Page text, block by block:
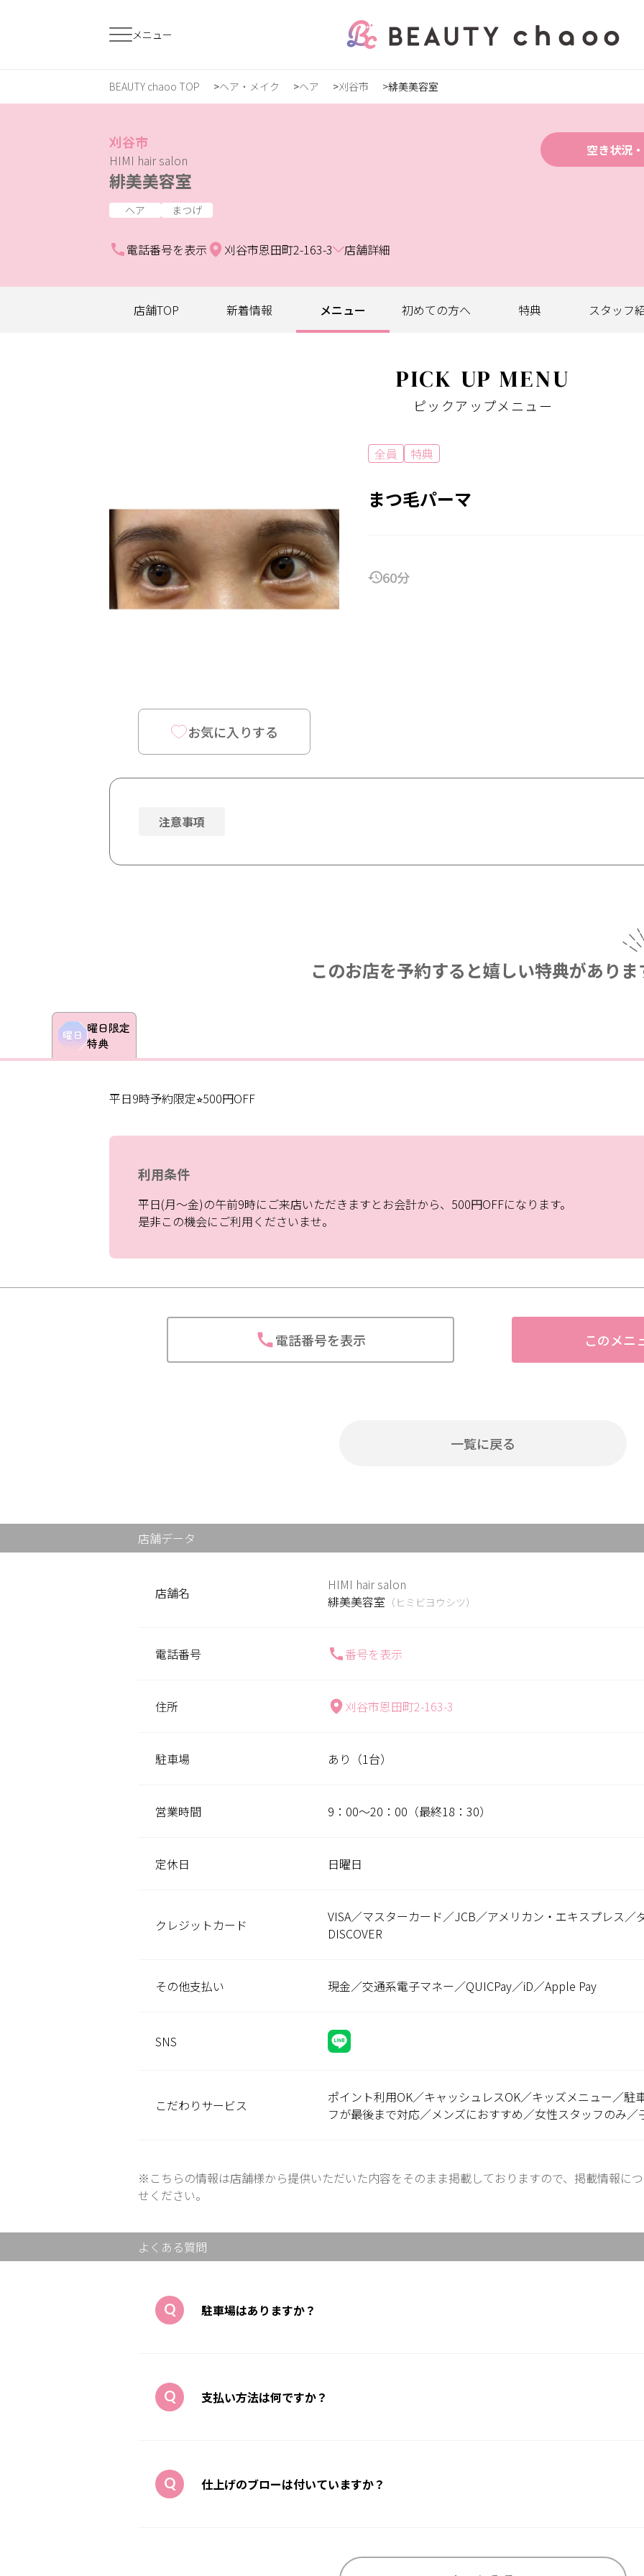
メニュー
すでに会員の方 はじめてご利用の方
ジャンルで探す
ネイル・まつげ エステ
スクール・
トレーニング
プライバシーポリシー
サイトマップ
お知らせ
BEAUTY chaoo TOP ヘア・メイク ヘア 刈谷市 緋美美容室
刈谷市
HIMI hair salon
緋美美容室
ヘア まつげ
空き状況
電話番号を表示 刈谷市恩田町2-163-3 店舗詳細
店舗TOP 新着情報 メニュー 初めての方へ 特典 スタッフ
PICK UP MENU
ピックアップメニュー
お気に入りする
全員 特典
まつ毛パーマ
60分
注意事項
このお店を予約すると嬉しい特典がありま
曜日限定
特典
平日9時予約限定⭐︎500円OFF
利用条件
平日(月～金)の午前9時にご来店いただきますとお会計から、500円OFFになります。
是非この機会にご利用くださいませ。
電話番号を表示 このメニ
一覧に戻る
店舗データ
店舗名
HIMI hair salon
緋美美容室 （ヒミビヨウシツ）
電話番号 番号を表示
住所 刈谷市恩田町2-163-3
駐車場 あり（1台）
営業時間 9：00～20：00（最終18：30）
定休日 日曜日
クレジットカード
VISA／マスターカード／JCB／アメリカン・エキスプレス／
DISCOVER
その他支払い 現金／交通系電子マネー／QUICPay／iD／Apple Pay
SNS
こだわりサービス
ポイント利用OK／キャッシュレスOK／キッズメニュー／駐
フが最後まで対応／メンズにおすすめ／女性スタッフのみ／
※こちらの情報は店舗様から提供いただいた内容をそのまま掲載しておりますので、掲載情報に
せください。
よくある質問
駐車場はありますか？
支払い方法は何ですか？
仕上げのブローは付いていますか？